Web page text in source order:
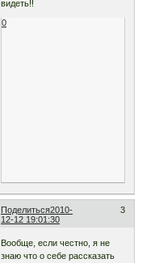
видеть!!
0
Поделиться 3
2010-
12-12 19:01:30
Вообще, если честно, я не
знаю что о себе рассказать